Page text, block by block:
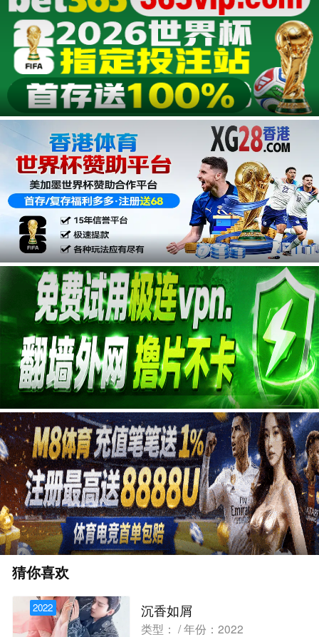
第20集 第19集 第18集
第17集 第16集 第15集
第14集 第13集 第12集
第11集 第10集 第09集
第08集 第07集 第06集
第05集 第04集 第03集
第02集 第01集
广告
广告
广告
猜你喜欢
2022 沉香如屑
类型： / 年份：2022